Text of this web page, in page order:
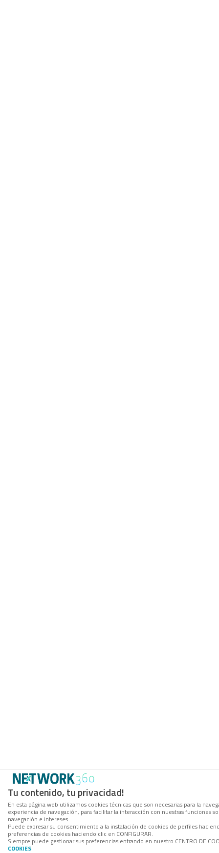
Tu contenido, tu privacidad!
En esta página web utilizamos cookies técnicas que son necesarias para la
experiencia de navegación, para facilitar la interacción con nuestras funciones
navegación e intereses.
Puede expresar su consentimiento a la instalación de cookies de perfiles
preferencias de cookies haciendo clic en CONFIGURAR.
Siempre puede gestionar sus preferencias entrando en nuestro CENTRO DE
COOKIES.